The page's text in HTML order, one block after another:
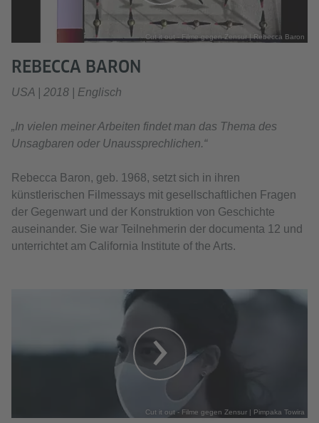
Cut it out - Filme gegen Zensur | Rebecca Baron
REBECCA BARON
USA | 2018 | Englisch
„In vielen meiner Arbeiten findet man das Thema des
Unsagbaren oder Unaussprechlichen.“
Rebecca Baron, geb. 1968, setzt sich in ihren
künstlerischen Filmessays mit gesellschaftlichen Fragen
der Gegenwart und der Konstruktion von Geschichte
auseinander. Sie war Teilnehmerin der documenta 12 und
unterrichtet am California Institute of the Arts.
Cut it out - Filme gegen Zensur | Pimpaka Towira